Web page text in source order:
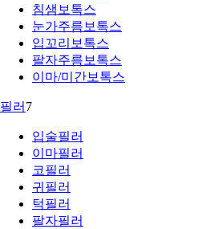
침샘보톡스
눈가주름보톡스
입꼬리보톡스
팔자주름보톡스
이마/미간보톡스
필러 7
입술필러
이마필러
코필러
귀필러
턱필러
팔자필러